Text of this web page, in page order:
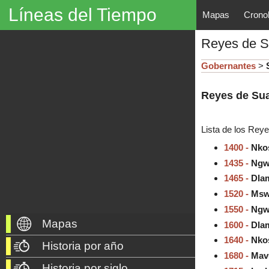
Líneas del Tiempo
Líneas del Tiempo, Mapas
descubrimientos,
año 3000 a. C. hasta nuestros
Mapas
Reyes de
Gobernantes >
Reyes de
Lista de los
1400 -
1435 -
1465 -
1520 -
1550 -
1600 -
1640 -
1680 -
Mapas
Historia por año